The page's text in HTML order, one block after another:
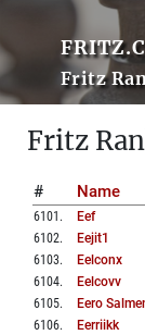
Fritz
Fritz
# Name
6101 . Eef
6102. Eejit1
6103. Eelconx
6104. Eelcovv
6105. Eero
6106. Eerriikk